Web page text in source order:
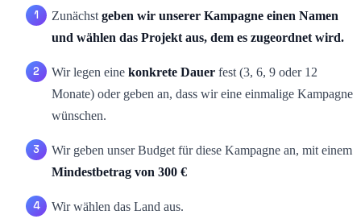
Zunächst geben wir unserer Kampagne einen Namen
und wählen das Projekt aus, dem es zugeordnet wird.
Wir legen eine konkrete Dauer fest (3, 6, 9 oder 12
Monate) oder geben an, dass wir eine einmalige Kampagne
wünschen.
Wir geben unser Budget für diese Kampagne an, mit einem
Mindestbetrag von 300 €
Wir wählen das Land aus.